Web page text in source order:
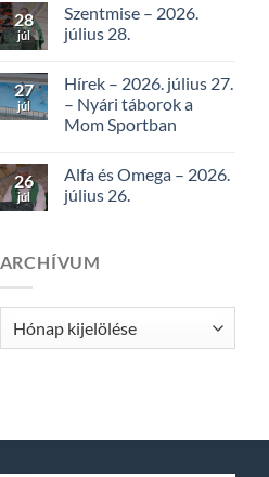
28
júl
Szentmise – 2026.
július 28.
27
júl
Hírek – 2026. július 27.
– Nyári táborok a
Mom Sportban
26
júl
Alfa és Omega – 2026.
július 26.
ARCHÍVUM
Archívum